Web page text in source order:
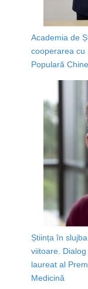
Academia de
cooperarea cu
Populară
Știința în
viitoare.
laureat al
Medicină